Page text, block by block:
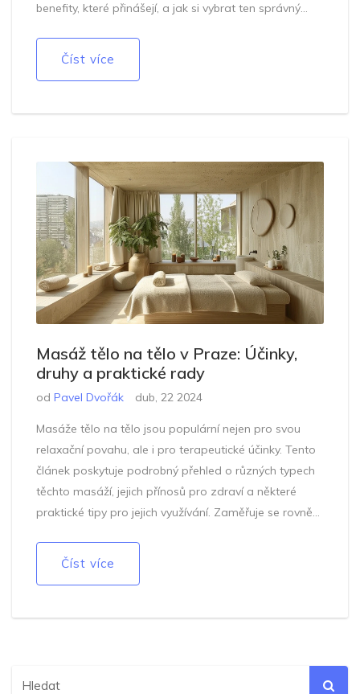
benefity, které přinášejí, a jak si vybrat ten správný
hledají netradiční způsoby relaxace a zlepšení
Číst více
Masáž tělo na tělo v Praze: Účinky,
druhy a praktické rady
od Pavel Dvořák dub, 22 2024
Masáže tělo na tělo jsou populární nejen pro svou
relaxační povahu, ale i pro terapeutické účinky. Tento
článek poskytuje podrobný přehled o různých typech
těchto masáží, jejich přínosů pro zdraví a některé
praktické tipy pro jejich využívání. Zaměřuje se rovněž
kontextu současného životního stylu v Praze.
Číst více